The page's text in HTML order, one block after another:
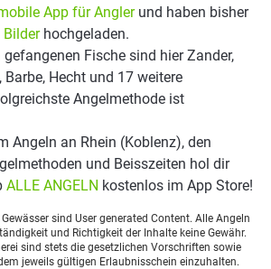
App für Anglerund haben bisher
Bilderhochgeladen.
Fische sind hier Zander,
Barbe, Hecht und 17 weitere
Angelmethode ist
Angeln an Rhein (Koblenz), den
und Beisszeiten hol dir
ALLE ANGELN kostenlos im App Store!
sind User generated Content. Alle Angeln
und Richtigkeit der Inhalte keine Gewähr.
sind stets die gesetzlichen Vorschriften sowie
jeweils gültigen Erlaubnisschein einzuhalten.